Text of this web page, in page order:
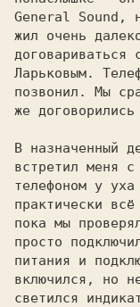
General Sound,
жил очень
договариваться
Ларьковым.
позвонил. Мы
же
В назначенный
встретил меня с
телефоном у
практически
пока мы
просто
питания и
включился, но
светился